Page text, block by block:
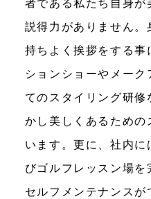
者である私たち自身
説得力がありません
持ちよく挨拶をする事
ションショーやメーク
てのスタイリング研
かし美しくあるための
います。更に、社内に
びゴルフレッスン場を
セルフメンテナンスが